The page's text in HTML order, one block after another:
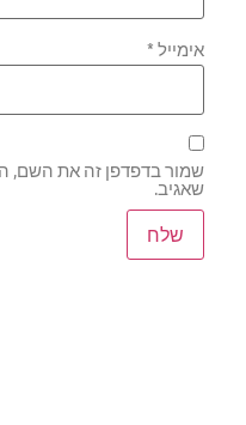
אימייל*
שמור בדפדפן זה את השם,
שאגיב.